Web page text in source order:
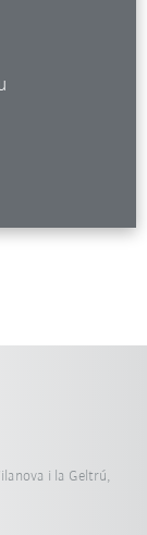
i la Geltrú,